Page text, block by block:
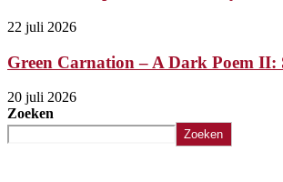
22 juli 2026
Green Carnation – A Dark Poem II:
20 juli 2026
Zoeken
Zoeken